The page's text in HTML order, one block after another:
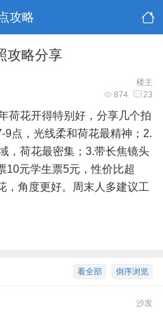
攻略
攻略分享
楼主
874 23
荷花开得特别好，分享几个拍
9点，光线柔和荷花最精神；2.
，荷花最密集；3.带长焦镜头
10元学生票5元，性价比超
，角度更好。周末人多建议工
倒序浏览
看全部
沙发